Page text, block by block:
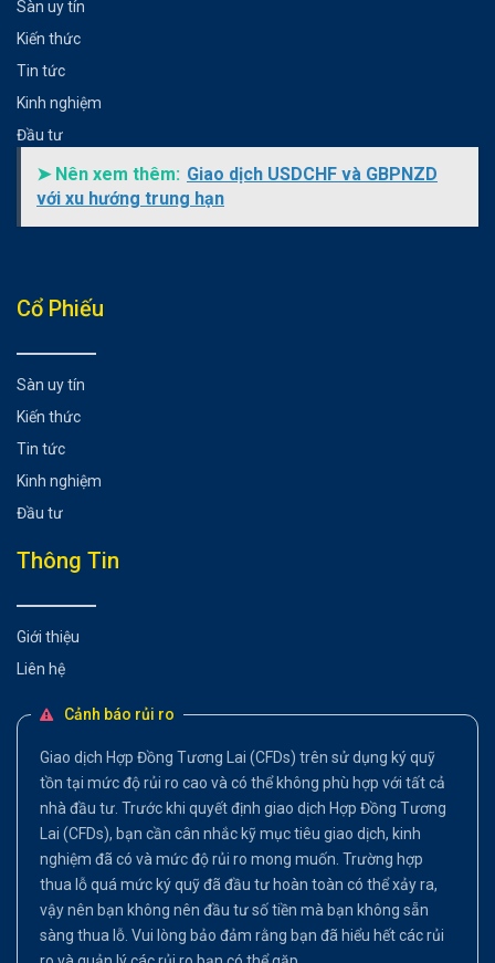
Xác suất tâm lý rủi ro:
Các kịch bản khác:
Sàn uy tín
Kiến thức
Tin tức
Kinh nghiệm
Đầu tư
➤ Nên xem thêm: Giao dịch USDCHF và GBPNZD
với xu hướng trung hạn
Cổ Phiếu
Sàn uy tín
Kiến thức
Tin tức
Kinh nghiệm
Đầu tư
Thông Tin
Giới thiệu
Liên hệ
Cảnh báo rủi ro
Giao dịch Hợp Đồng Tương Lai (CFDs) trên sử dụng ký quỹ
tồn tại mức độ rủi ro cao và có thể không phù hợp với tất cả
nhà đầu tư. Trước khi quyết định giao dịch Hợp Đồng Tương
Lai (CFDs), bạn cần cân nhắc kỹ mục tiêu giao dịch, kinh
nghiệm đã có và mức độ rủi ro mong muốn. Trường hợp
thua lỗ quá mức ký quỹ đã đầu tư hoàn toàn có thể xảy ra,
vậy nên bạn không nên đầu tư số tiền mà bạn không sẵn
sàng thua lỗ. Vui lòng bảo đảm rằng bạn đã hiểu hết các rủi